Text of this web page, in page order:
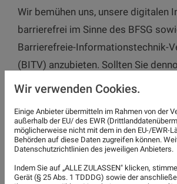
Wir bemühen uns, unsere digitalen
barrierefrei im Sinne des BFSG
Barrierefreie-Informationstechnik-
(BITV) anzubieten. Sollten Sie
Barrieren stoßen, wenden Sie sich
BILDNACHWEISE
49534612 - © Sergej Toporkov -
Wir verwenden Cookies.
Einige Anbieter übermitteln im Rahmen von der
außerhalb der EU/ des EWR
möglicherweise nicht mit dem in den EU-/EWR-
Behörden auf diese Daten zugreifen können.
Datenschutzrichtlinien des jeweiligen Anbieters.
Indem Sie auf „ALLE ZULASSEN" klicken,
Gerät (§ 25 Abs. 1 TDDDG) sowie der